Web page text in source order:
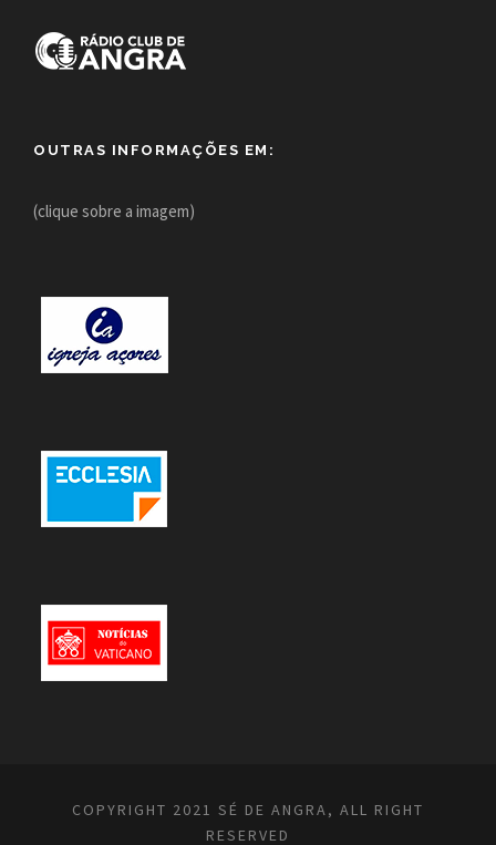
OUTRAS INFORMAÇÕES EM:
(clique sobre a imagem)
COPYRIGHT 2021 SÉ DE ANGRA, ALL RIGHT
RESERVED